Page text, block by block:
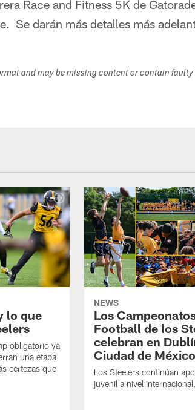
Race and Fitness 5K de
Se darán más detalles más
and may be missing content or contain
lo que
obligatorio ya
una etapa
certezas que
NEWS
Los
Football de los
celebran en
Ciudad de
Los Steelers continúan
juvenil a nivel internacional.